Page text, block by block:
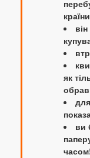
як
ви